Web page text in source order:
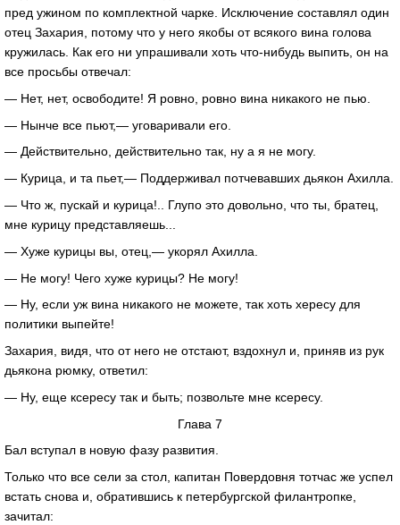
пред ужином по комплектной чарке. Исключение составлял один
отец Захария, потому что у него якобы от всякого вина голова
кружилась. Как его ни упрашивали хоть что-нибудь выпить, он на
все просьбы отвечал:
— Нет, нет, освободите! Я ровно, ровно вина никакого не пью.
— Нынче все пьют,— уговаривали его.
— Действительно, действительно так, ну а я не могу.
— Курица, и та пьет,— Поддерживал потчевавших дьякон Ахилла.
— Что ж, пускай и курица!.. Глупо это довольно, что ты, братец,
мне курицу представляешь...
— Хуже курицы вы, отец,— укорял Ахилла.
— Не могу! Чего хуже курицы? Не могу!
— Ну, если уж вина никакого не можете, так хоть хересу для
политики выпейте!
Захария, видя, что от него не отстают, вздохнул и, приняв из рук
дьякона рюмку, ответил:
— Ну, еще ксересу так и быть; позвольте мне ксересу.
Глава 7
Бал вступал в новую фазу развития.
Только что все сели за стол, капитан Повердовня тотчас же успел
встать снова и, обратившись к петербургской филантропке,
зачитал: